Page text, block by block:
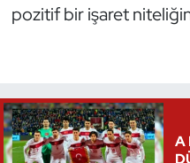
pozitif bir işaret
A
Su Topu
Tekvando
Tenis